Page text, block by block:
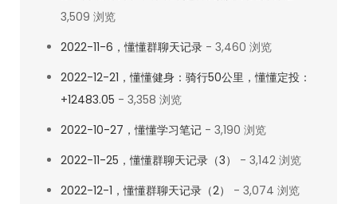
3,509 浏览
2022-11-6，懂懂群聊天记录 - 3,460 浏览
2022-12-21，懂懂健身：骑行50公里，懂懂定投：
+12483.05 - 3,358 浏览
2022-10-27，懂懂学习笔记 - 3,190 浏览
2022-11-25，懂懂群聊天记录（3）
- 3,142 浏览
2022-12-1，懂懂群聊天记录（2）
- 3,074 浏览